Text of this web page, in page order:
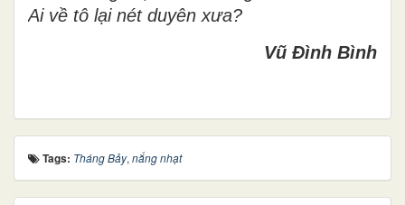
Ai về tô lại nét duyên xưa?
Vũ Đình Bình
Tags: Tháng Bảy, nắng nhạt